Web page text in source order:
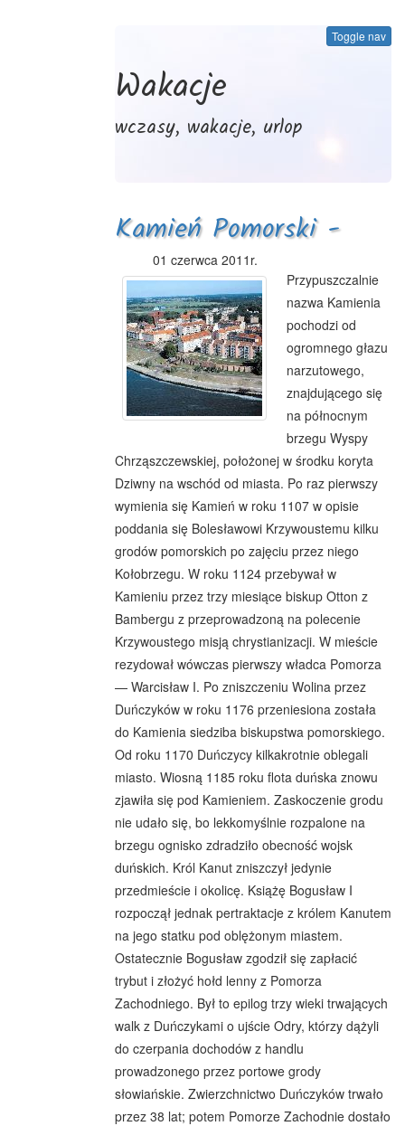
Toggle nav
Wakacje
wczasy, wakacje, urlop
Kamień Pomorski -
historia
01 czerwca 2011r.
Przypuszczalnie
nazwa Kamienia
pochodzi od
ogromnego głazu
narzutowego,
znajdującego się
na północnym
brzegu Wyspy
Chrząszczewskiej, położonej w środku koryta
Dziwny na wschód od miasta. Po raz pierwszy
wymienia się Kamień w roku 1107 w opisie
poddania się Bolesławowi Krzywoustemu kilku
grodów pomorskich po zajęciu przez niego
Kołobrzegu. W roku 1124 przebywał w
Kamieniu przez trzy miesiące biskup Otton z
Bambergu z przeprowadzoną na polecenie
Krzywoustego misją chrystianizacji. W mieście
rezydował wówczas pierwszy władca Pomorza
— Warcisław I. Po zniszczeniu Wolina przez
Duńczyków w roku 1176 przeniesiona została
do Kamienia siedziba biskupstwa pomorskiego.
Od roku 1170 Duńczycy kilkakrotnie oblegali
miasto. Wiosną 1185 roku flota duńska znowu
zjawiła się pod Kamieniem. Zaskoczenie grodu
nie udało się, bo lekkomyślnie rozpalone na
brzegu ognisko zdradziło obecność wojsk
duńskich. Król Kanut zniszczył jedynie
przedmieście i okolicę. Książę Bogusław I
rozpoczął jednak pertraktacje z królem Kanutem
na jego statku pod oblężonym miastem.
Ostatecznie Bogusław zgodził się zapłacić
trybut i złożyć hołd lenny z Pomorza
Zachodniego. Był to epilog trzy wieki trwających
walk z Duńczykami o ujście Odry, którzy dążyli
do czerpania dochodów z handlu
prowadzonego przez portowe grody
słowiańskie. Zwierzchnictwo Duńczyków trwało
przez 38 lat; potem Pomorze Zachodnie dostało